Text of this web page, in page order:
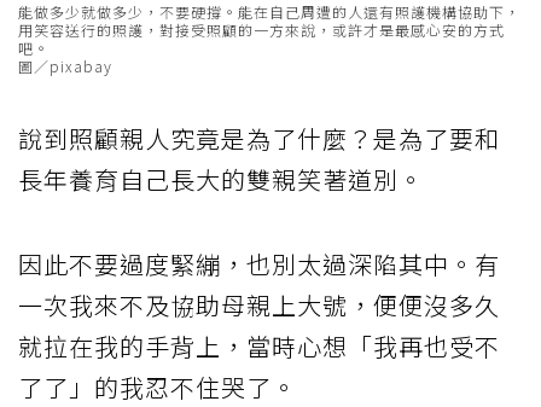
能做多少就做多少，不要硬撐。能在自己周遭的人還有照護機構協助下，
用笑容送行的照護，對接受照顧的一方來說，或許才是最感心安的方式
吧。
圖／pixabay
說到照顧親人究竟是為了什麼？是為了要和
長年養育自己長大的雙親笑著道別。
因此不要過度緊繃，也別太過深陷其中。有
一次我來不及協助母親上大號，便便沒多久
就拉在我的手背上，當時心想「我再也受不
了了」的我忍不住哭了。